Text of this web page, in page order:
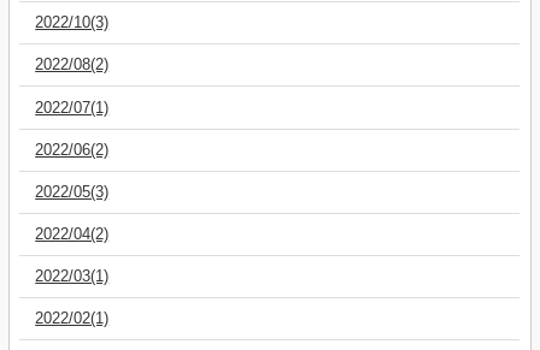
2022/10(3)
2022/08(2)
2022/07(1)
2022/06(2)
2022/05(3)
2022/04(2)
2022/03(1)
2022/02(1)